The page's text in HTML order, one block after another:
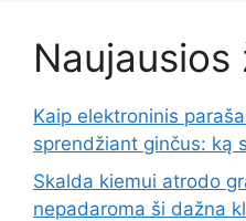
Naujausios
Kaip elektroninis
sprendžiant ginčus: ką
Skalda kiemui atrodo
nepadaroma ši dažna